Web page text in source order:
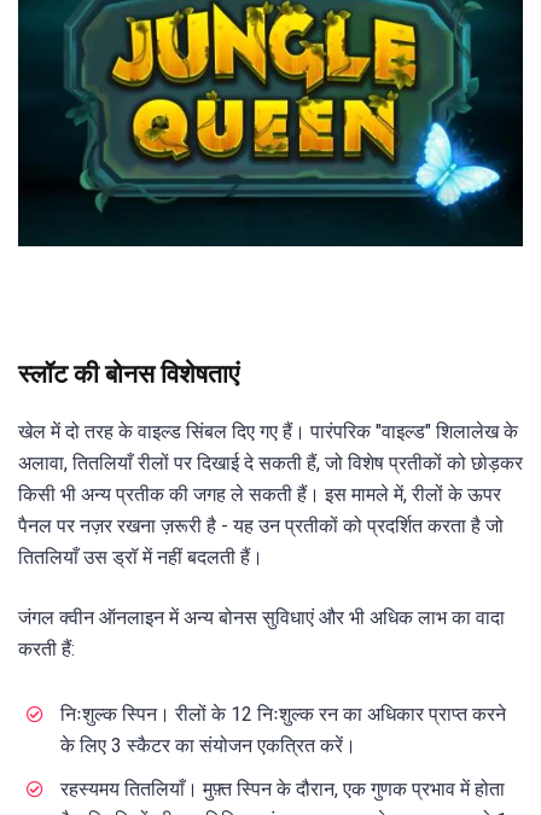
स्लॉट की बोनस विशेषताएं
खेल में दो तरह के वाइल्ड सिंबल दिए गए हैं। पारंपरिक "वाइल्ड" शिलालेख के
अलावा, तितलियाँ रीलों पर दिखाई दे सकती हैं, जो विशेष प्रतीकों को छोड़कर
किसी भी अन्य प्रतीक की जगह ले सकती हैं। इस मामले में, रीलों के ऊपर
पैनल पर नज़र रखना ज़रूरी है - यह उन प्रतीकों को प्रदर्शित करता है जो
तितलियाँ उस ड्रॉ में नहीं बदलती हैं।
जंगल क्वीन ऑनलाइन में अन्य बोनस सुविधाएं और भी अधिक लाभ का वादा
करती हैं:
निःशुल्क स्पिन। रीलों के 12 निःशुल्क रन का अधिकार प्राप्त करने
के लिए 3 स्कैटर का संयोजन एकत्रित करें।
रहस्यमय तितलियाँ। मुफ़्त स्पिन के दौरान, एक गुणक प्रभाव में होता